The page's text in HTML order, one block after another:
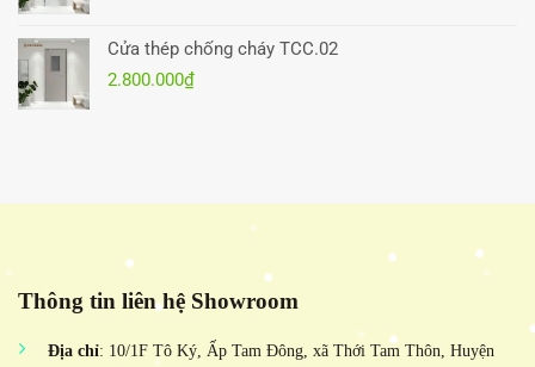
Cửa thép chống cháy TCC.02
2.800.000₫
Thông tin liên hệ Showroom
Địa chỉ: 10/1F Tô Ký, Ấp Tam Đông, xã Thới Tam Thôn, Huyện